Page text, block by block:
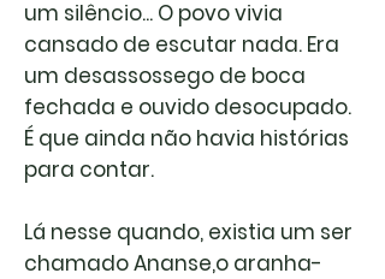
um silêncio... O povo vivia
cansado de escutar nada. Era
um desassossego de boca
fechada e ouvido desocupado.
É que ainda não havia histórias
para contar.
Lá nesse quando, existia um ser
chamado Ananse,o aranha-